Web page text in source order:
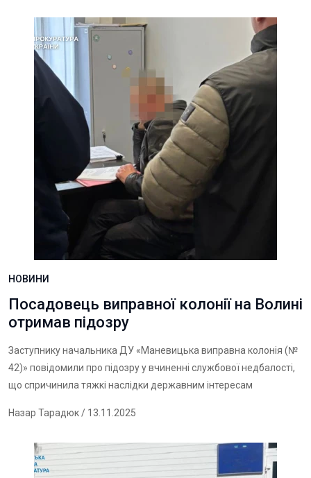
НОВИНИ
Посадовець виправної колонії на Волині
отримав підозру
Заступнику начальника ДУ «Маневицька виправна колонія (№
42)» повідомили про підозру у вчиненні службової недбалості,
що спричинила тяжкі наслідки державним інтересам
Назар Тарадюк/ 13.11.2025